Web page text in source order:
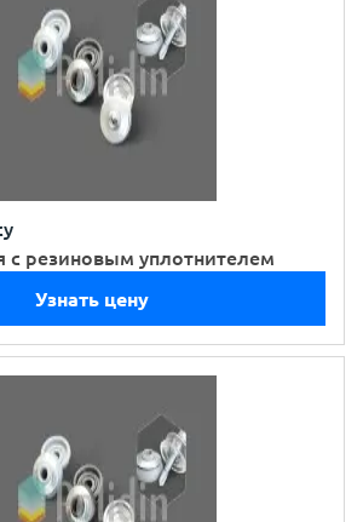
с резиновым уплотнителем
Узнать цену